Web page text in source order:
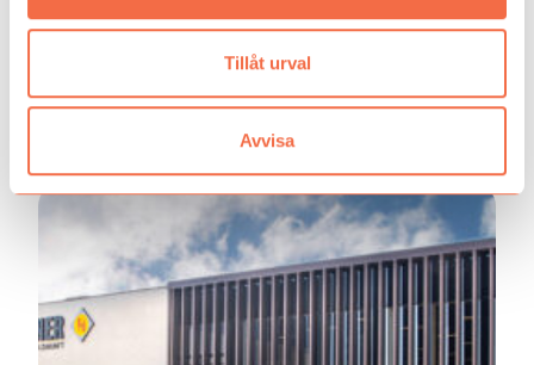
Tillåt urval
Avvisa
09:00-17:00
Läs mer